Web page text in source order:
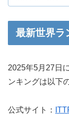
最新世界ラ
2025年5月27日
ンキングは以下
公式サイト：